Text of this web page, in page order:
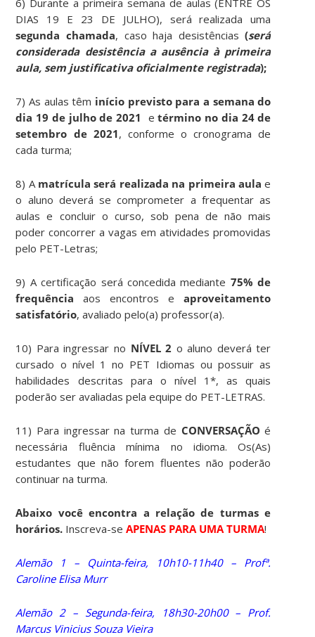
6) Durante a primeira semana de aulas (ENTRE OS
DIAS 19 E 23 DE JULHO), será realizada uma
segunda chamada, caso haja desistências(será
considerada desistência a ausência à primeira
aula, sem justificativa oficialmente registrada);
7) As aulas têm início previsto para a semana do
dia 19 de julho de 2021 etérmino no dia 24 de
setembro de 2021, conforme o cronograma de
cada turma;
8) A matrícula será realizada na primeira aula e
o aluno deverá se comprometer a frequentar as
aulas e concluir o curso, sob pena de não mais
poder concorrer a vagas em atividades promovidas
pelo PET-Letras;
9) A certificação será concedida mediante 75% de
frequência aos encontros eaproveitamento
satisfatório, avaliado pelo(a) professor(a).
10) Para ingressar no NÍVEL 2 o aluno deverá ter
cursado o nível 1 no PET Idiomas ou possuir as
habilidades descritas para o nível 1*, as quais
poderão ser avaliadas pela equipe do PET-LETRAS.
11) Para ingressar na turma de CONVERSAÇÃOé
necessária fluência mínima no idioma. Os(As)
estudantes que não forem fluentes não poderão
continuar na turma.
Abaixo você encontra a relação de turmas e
horários. Inscreva-seAPENAS PARA UMA TURMA!
Alemão 1 – Quinta-feira, 10h10-11h40 – Profª.
Caroline Elisa Murr
Alemão 2 – Segunda-feira, 18h30-20h00 – Prof.
Marcus Vinicius Souza Vieira